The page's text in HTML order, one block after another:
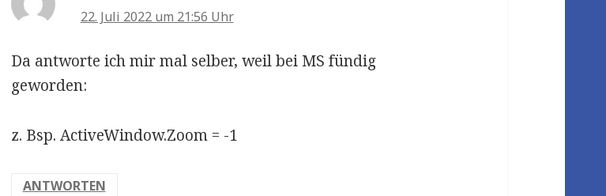
22. Juli 2022 um 21:56 Uhr
Da antworte ich mir mal selber, weil bei MS fündig
geworden:
z. Bsp. ActiveWindow.Zoom = -1
ANTWORTEN